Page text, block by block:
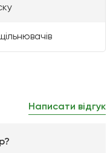
Написати відгук